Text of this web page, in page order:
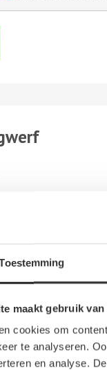
maakt gebruik
cookies om
te analyseren.
en analyse.
snelle en
Ter